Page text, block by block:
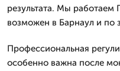
результата. Мы
возможен в Барнаул и по
Профессиональная
особенно важна после